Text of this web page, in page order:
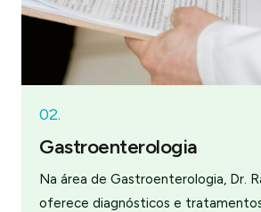
02.
Gastroenterologia
Na área de Gastroenterologia, Dr.
oferece diagnósticos e